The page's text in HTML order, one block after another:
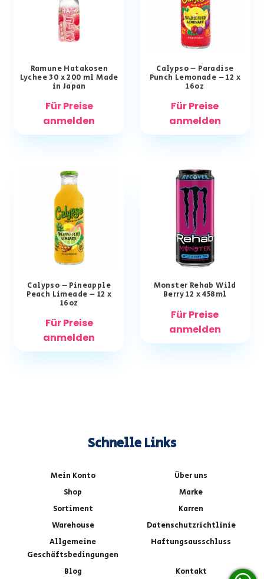
Ramune Hatakosen
Lychee 30 x 200 ml Made
in Japan
Für Preise
anmelden
Calypso – Paradise
Punch Lemonade – 12 x
16oz
Für Preise
anmelden
Calypso – Pineapple
Peach Limeade – 12 x
16oz
Für Preise
anmelden
Monster Rehab Wild
Berry 12 x 458ml
Für Preise
anmelden
Schnelle Links
Mein Konto
Über uns
Shop
Marke
Sortiment
Karren
Warehouse
Datenschutzrichtlinie
Allgemeine
Geschäftsbedingungen
Haftungsausschluss
Blog Kontakt